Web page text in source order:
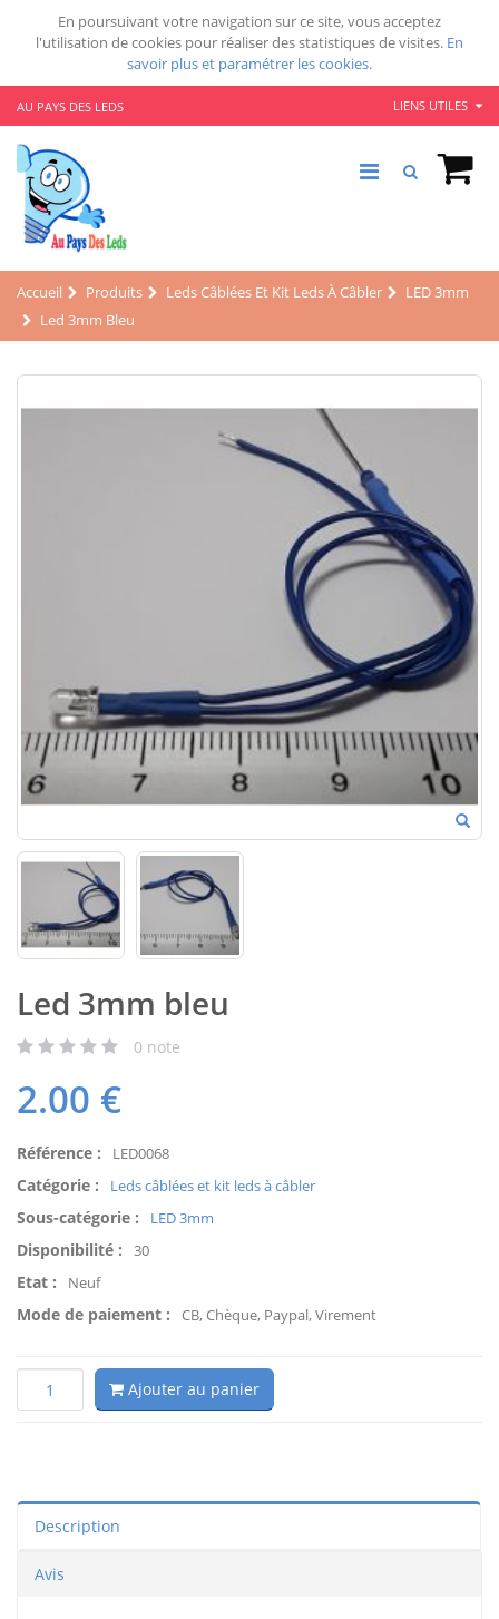
En poursuivant votre navigation sur ce site, vous acceptez
l'utilisation de cookies pour réaliser des statistiques de visites. En
savoir plus et paramétrer les cookies.
AU PAYS DES LEDS LIENS UTILES
Accueil Produits Leds Câblées Et Kit Leds À Câbler
LED 3mm
Led 3mm Bleu
Led 3mm bleu
0 note
2.00 €
Référence : LED0068
Catégorie : Leds câblées et kit leds à câbler
Sous-catégorie : LED 3mm
Disponibilité : 30
Etat : Neuf
Mode de paiement : CB, Chèque, Paypal, Virement
Ajouter au panier
Description
Avis